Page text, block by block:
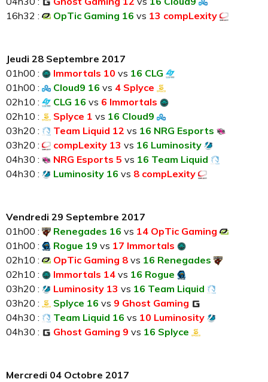
16h32 :
OpTic Gaming 16 vs 13 compLexity
Jeudi 28 Septembre 2017
01h00 :
Immortals 10 vs 16 CLG
01h00 :
Cloud9 16 vs 4 Splyce
02h10 :
CLG 16 vs 6 Immortals
02h10 :
Splyce 1 vs 16 Cloud9
03h20 :
Team Liquid 12 vs 16 NRG Esports
03h20 :
compLexity 13 vs 16 Luminosity
04h30 :
NRG Esports 5 vs 16 Team Liquid
04h30 :
Luminosity 16 vs 8 compLexity
Vendredi 29 Septembre 2017
01h00 :
Renegades 16 vs 14 OpTic Gaming
01h00 :
Rogue 19 vs 17 Immortals
02h10 :
OpTic Gaming 8 vs 16 Renegades
02h10 :
Immortals 14 vs 16 Rogue
03h20 :
Luminosity 13 vs 16 Team Liquid
03h20 :
Splyce 16 vs 9 Ghost Gaming
04h30 :
Team Liquid 16 vs 10 Luminosity
04h30 :
Ghost Gaming 9 vs 16 Splyce
Mercredi 04 Octobre 2017